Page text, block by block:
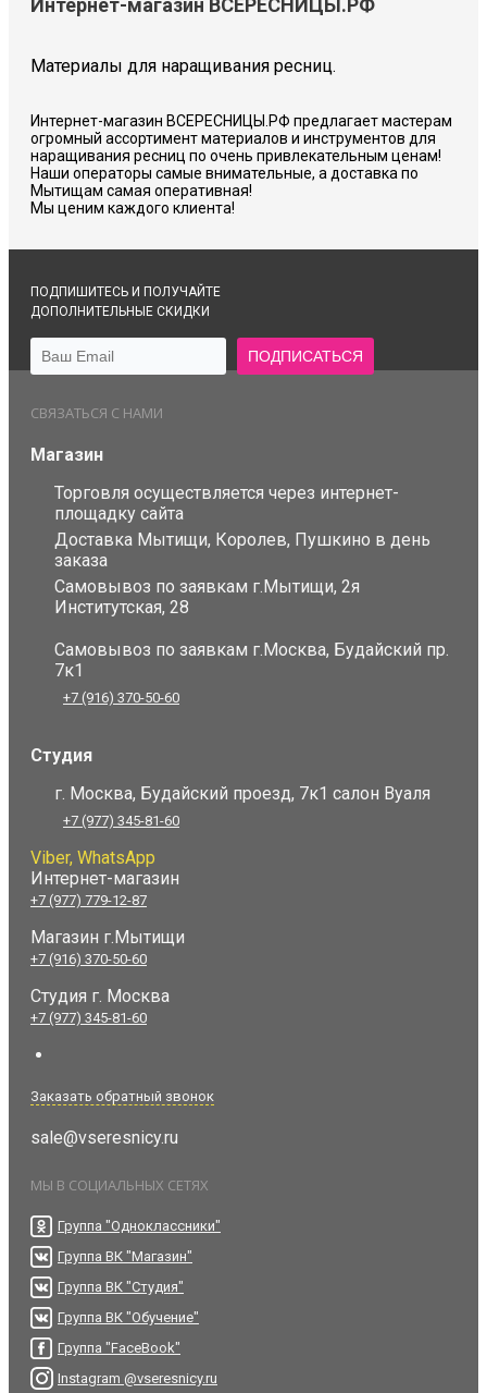
Интернет-магазин ВСЕРЕСНИЦЫ.РФ
Материалы для наращивания ресниц.
Интернет-магазин ВСЕРЕСНИЦЫ.РФ предлагает мастерам
огромный ассортимент материалов и инструментов для
наращивания ресниц по очень привлекательным ценам!
Наши операторы самые внимательные, а доставка по
Мытищам самая оперативная!
Мы ценим каждого клиента!
ПОДПИШИТЕСЬ И ПОЛУЧАЙТЕ
ДОПОЛНИТЕЛЬНЫЕ СКИДКИ
СВЯЗАТЬСЯ С НАМИ
Магазин
Торговля осуществляется через интернет-
площадку сайта
Доставка Мытищи, Королев, Пушкино в день
заказа
Самовывоз по заявкам г.Мытищи, 2я
Институтская, 28
Самовывоз по заявкам г.Москва, Будайский пр.
7к1
+7 (916) 370-50-60
Студия
г. Москва, Будайский проезд, 7к1 салон Вуаля
+7 (977) 345-81-60
Viber, WhatsApp
Интернет-магазин
+7 (977) 779-12-87
Магазин г.Мытищи
+7 (916) 370-50-60
Студия г. Москва
+7 (977) 345-81-60
Заказать обратный звонок
sale@vseresnicy.ru
МЫ В СОЦИАЛЬНЫХ СЕТЯХ
Группа "Одноклассники"
Группа ВК "Магазин"
Группа ВК "Студия"
Группа ВК "Обучение"
Группа "FaceBook"
Instagram @vseresnicy.ru